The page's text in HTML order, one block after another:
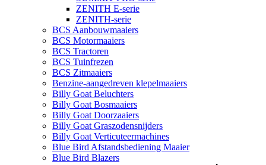
ZENITH E-serie
ZENITH-serie
BCS Aanbouwmaaiers
BCS Motormaaiers
BCS Tractoren
BCS Tuinfrezen
BCS Zitmaaiers
Benzine-aangedreven klepelmaaiers
Billy Goat Beluchters
Billy Goat Bosmaaiers
Billy Goat Doorzaaiers
Billy Goat Graszodensnijders
Billy Goat Verticuteermachines
Blue Bird Afstandsbediening Maaier
Blue Bird Blazers